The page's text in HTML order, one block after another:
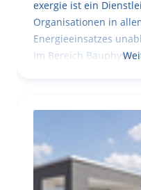
exergie ist ein
Organisationen in
Energieeinsatzes
Im Bereich Bauphysik